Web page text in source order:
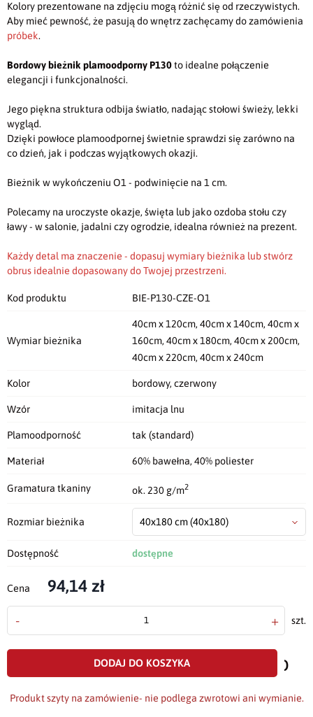
Kolory prezentowane na zdjęciu mogą różnić się od rzeczywistych.
Aby mieć pewność, że pasują do wnętrz zachęcamy do zamówienia
próbek.
Bordowy bieżnik plamoodporny P130to idealne połączenie
elegancji i funkcjonalności.
Jego piękna struktura odbija światło, nadając stołowi świeży, lekki
wygląd.
Dzięki powłoce plamoodpornej świetnie sprawdzi się zarówno na
co dzień, jak i podczas wyjątkowych okazji.
Bieżnik w wykończeniu O1 - podwinięcie na 1 cm.
Polecamy na uroczyste okazje, święta lub jako ozdoba stołu czy
ławy - w salonie, jadalni czy ogrodzie, idealna również na prezent.
Każdy detal ma znaczenie - dopasuj wymiary bieżnika lub stwórz
obrus idealnie dopasowany do Twojej przestrzeni.
Kod produktu BIE-P130-CZE-O1
Wymiar bieżnika
40cm x 120cm, 40cm x 140cm, 40cm x
160cm, 40cm x 180cm, 40cm x 200cm,
40cm x 220cm, 40cm x 240cm
Kolor bordowy, czerwony
Wzór imitacja lnu
Plamoodporność tak (standard)
Materiał 60% bawełna, 40% poliester
Gramatura tkaniny ok. 230 g/m2
Rozmiar bieżnika 40x180 cm(40x180)
Dostępność dostępne
Cena 94,14 zł
- + szt.
DODAJ DO KOSZYKA
do
Produkt szyty na zamówienie- nie podlega zwrotowi ani wymianie.